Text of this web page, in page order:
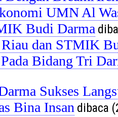
UMN Al
Budi Darma
dan STMIK
Bidang Tri
Sukses
Bina Insan dibaca